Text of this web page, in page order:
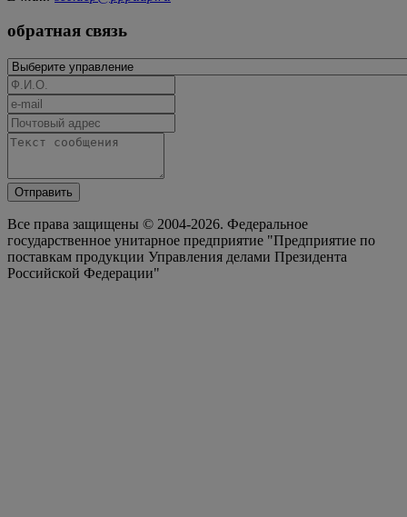
обратная связь
Отправить
Все права защищены © 2004-2026. Федеральное
государственное унитарное предприятие "Предприятие по
поставкам продукции Управления делами Президента
Российской Федерации"